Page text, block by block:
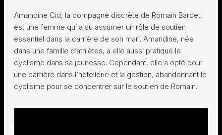
Amandine Cid, la compagne discrète de Romain Bardet,
est une femme qui a su assumer un rôle de soutien
essentiel dans la carrière de son mari. Amandine, née
dans une famille d’athlètes, a elle aussi pratiqué le
cyclisme dans sa jeunesse. Cependant, elle a opté pour
une carrière dans l’hôtellerie et la gestion, abandonnant le
cyclisme pour se concentrer sur le soutien de Romain.